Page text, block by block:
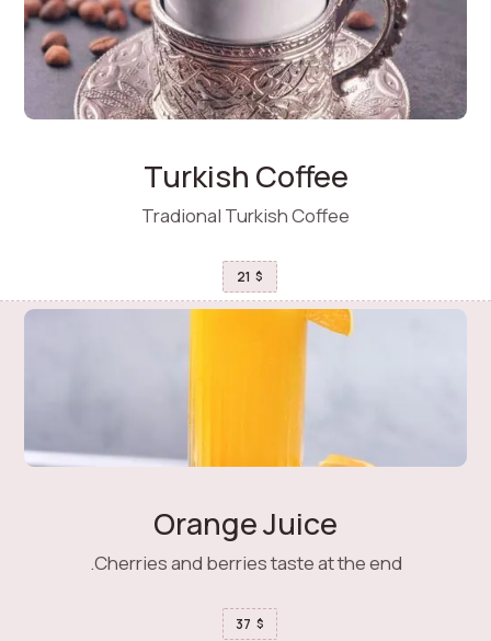
Turkish Coffee
Tradional Turkish Coffee
21
Orange Juice
Cherries and berries taste at the end.
37